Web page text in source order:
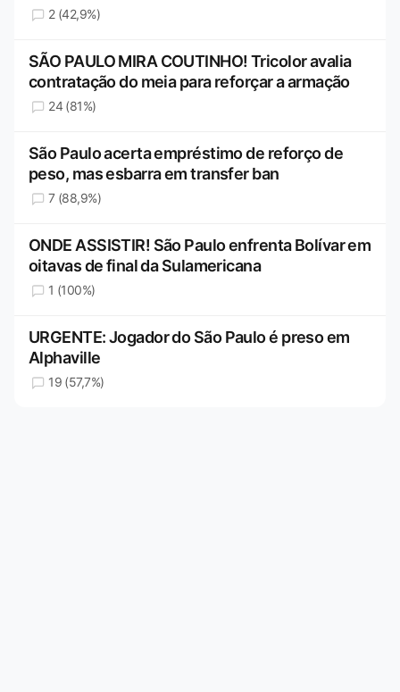
2 (42,9%)
SÃO PAULO MIRA COUTINHO! Tricolor avalia
contratação do meia para reforçar a armação
24 (81%)
São Paulo acerta empréstimo de reforço de
peso, mas esbarra em transfer ban
7 (88,9%)
ONDE ASSISTIR! São Paulo enfrenta Bolívar em
oitavas de final da Sulamericana
1 (100%)
URGENTE: Jogador do São Paulo é preso em
Alphaville
19 (57,7%)